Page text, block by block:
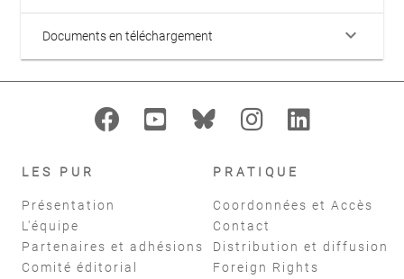
Documents en téléchargement keyboard_arrow_down
LES PUR
Présentation
L'équipe
Partenaires et adhésions
Comité éditorial
PRATIQUE
Coordonnées et Accès
Contact
Distribution et diffusion
Foreign Rights